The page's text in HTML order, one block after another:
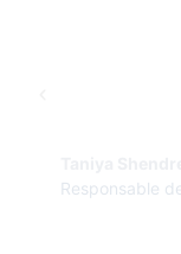
une bonne
Responsable